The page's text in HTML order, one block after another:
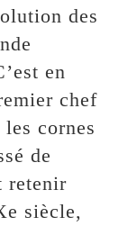
des
en
chef
cornes
de
retenir
siècle,